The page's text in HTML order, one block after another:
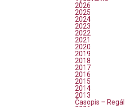
2026
2025
2024
2023
2022
2021
2020
2019
2018
2017
2016
2015
2014
2013
Časopis – Regál